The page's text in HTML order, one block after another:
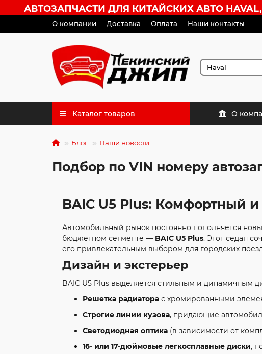
АВТОЗАПЧАСТИ ДЛЯ КИТАЙСКИХ АВТО HAVAL,
О компании Доставка Оплата Наши контакты
Каталог товаров О
Блог Наши новости
Подбор по VIN номеру
BAIC U5 Plus: Комфортный
Автомобильный рынок постоянно пополняется
бюджетном сегменте — BAIC U5 Plus. Этот седан
его привлекательным выбором для городских
Дизайн и экстерьер
BAIC U5 Plus выделяется стильным и динамичным
Решетка радиатора с хромированными
Строгие линии кузова, придающие
Светодиодная оптика (в зависимости от
16- или 17-дюймовые легкосплавные диски,